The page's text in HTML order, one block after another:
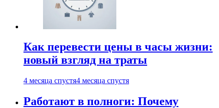
Как перевести цены в часы жизни:
новый взгляд на траты
4 месяца спустя4 месяца спустя
Работают в полноги: Почему